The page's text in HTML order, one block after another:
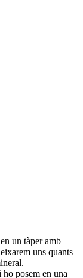
un tàper amb
uns quants
ho posem en una